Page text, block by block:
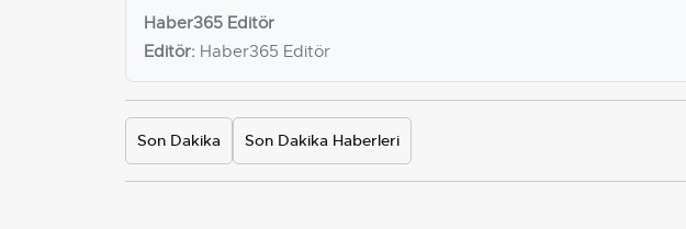
Haber365 Editör
Editör: Haber365 Editör
Son Dakika Son Dakika Haberleri